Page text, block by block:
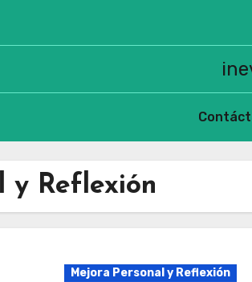
y Reflexión
Mejora Personal y Reflexión